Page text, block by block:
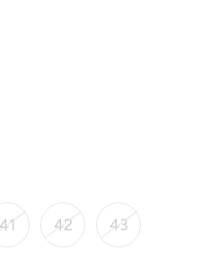
41 42 43